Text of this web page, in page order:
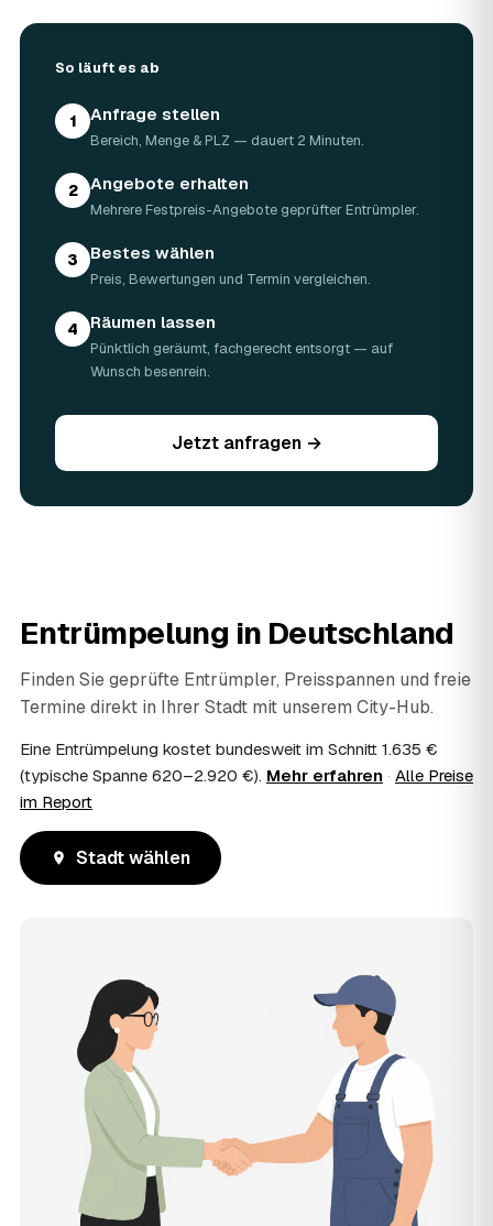
Angebote und entscheiden in Ruhe.
So läuft es ab
1 Anfrage stellen
Bereich, Menge & PLZ — dauert 2 Minuten.
2 Angebote erhalten
Mehrere Festpreis-Angebote geprüfter Entrümpler.
3 Bestes wählen
Preis, Bewertungen und Termin vergleichen.
4 Räumen lassen
Pünktlich geräumt, fachgerecht entsorgt — auf
Wunsch besenrein.
Jetzt anfragen →
Entrümpelung in Deutschland
Finden Sie geprüfte Entrümpler, Preisspannen und freie
Termine direkt in Ihrer Stadt mit unserem City-Hub.
Eine Entrümpelung kostet bundesweit im Schnitt 1.635 €
(typische Spanne 620–2.920 €). Mehr erfahren · Alle Preise
im Report
Stadt wählen